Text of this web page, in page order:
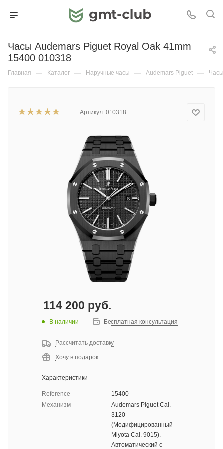
Часы Audemars Piguet Royal Oak 41mm
15400 010318
Главная — Каталог — Наручные часы — Audemars Piguet —
Артикул: 010318
114 200 руб.
В наличии Бесплатная консультация
Рассчитать доставку
Хочу в подарок
Характеристики
Reference
15400
Механизм
Audemars Piguet Cal.
3120
(Модифицированный
Miyota Cal. 9015).
Автоматический с